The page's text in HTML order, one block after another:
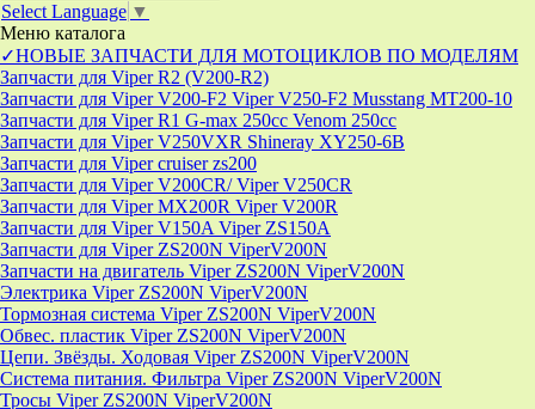
Select Language ▼
Меню каталога
✓НОВЫЕ ЗАПЧАСТИ ДЛЯ МОТОЦИКЛОВ ПО МОДЕЛЯМ
Запчасти для Viper R2 (V200-R2)
Запчасти для Viper V200-F2 Viper V250-F2 Musstang MT200-10
Запчасти для Viper R1 G-max 250cc Venom 250cc
Запчасти для Viper V250VXR Shineray XY250-6B
Запчасти для Viper cruiser zs200
Запчасти для Viper V200CR/ Viper V250CR
Запчасти для Viper MX200R Viper V200R
Запчасти для Viper V150A Viper ZS150A
Запчасти для Viper ZS200N ViperV200N
Запчасти на двигатель Viper ZS200N ViperV200N
Электрика Viper ZS200N ViperV200N
Тормозная система Viper ZS200N ViperV200N
Обвес. пластик Viper ZS200N ViperV200N
Цепи. Звёзды. Ходовая Viper ZS200N ViperV200N
Система питания. Фильтра Viper ZS200N ViperV200N
Тросы Viper ZS200N ViperV200N